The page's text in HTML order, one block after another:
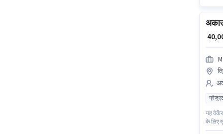
₹
यह
के लिए